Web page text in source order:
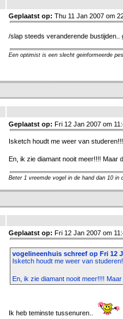
Geplaatst op: Thu 11 Jan 2007 om
/slap steeds veranderende
Een optimist is een slecht geinformeerde
Geplaatst op: Fri 12 Jan 2007 om
Isketch houdt me weer van
En, ik zie diamant nooit meer!!!!
Beter 1 vreemde vogel in de hand dan 10
Geplaatst op: Fri 12 Jan 2007 om
vogelineenhuis schreef op Fri 12
Isketch houdt me weer van
En, ik zie diamant nooit meer!!!!
Ik heb teminste tussenuren..